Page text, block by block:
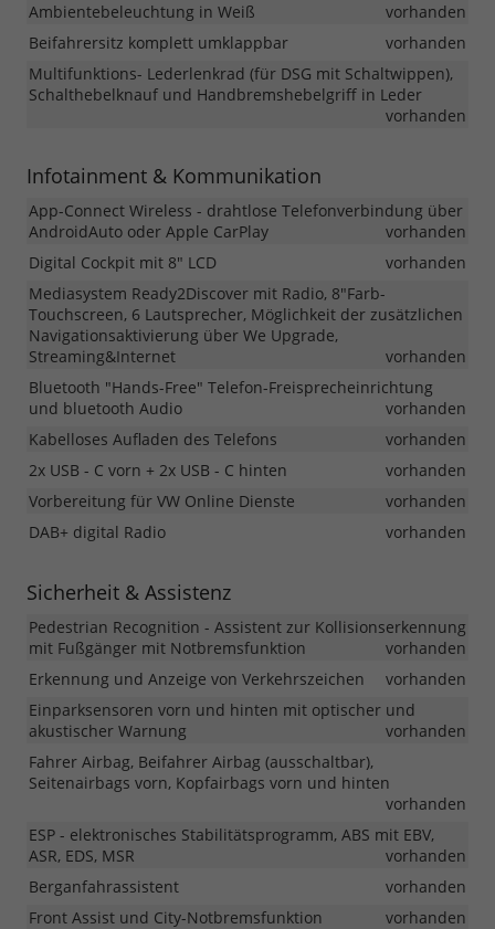
Ambientebeleuchtung in Weiß
vorhanden
Beifahrersitz komplett umklappbar
vorhanden
Multifunktions- Lederlenkrad (für DSG mit Schaltwippen),
Schalthebelknauf und Handbremshebelgriff in Leder
vorhanden
Infotainment & Kommunikation
App-Connect Wireless - drahtlose Telefonverbindung über
AndroidAuto oder Apple CarPlay
vorhanden
Digital Cockpit mit 8" LCD
vorhanden
Mediasystem Ready2Discover mit Radio, 8"Farb-
Touchscreen, 6 Lautsprecher, Möglichkeit der zusätzlichen
Navigationsaktivierung über We Upgrade,
Streaming&Internet
vorhanden
Bluetooth "Hands-Free" Telefon-Freisprecheinrichtung
und bluetooth Audio
vorhanden
Kabelloses Aufladen des Telefons
vorhanden
2x USB - C vorn + 2x USB - C hinten
vorhanden
Vorbereitung für VW Online Dienste
vorhanden
DAB+ digital Radio
vorhanden
Sicherheit & Assistenz
Pedestrian Recognition - Assistent zur Kollisionserkennung
mit Fußgänger mit Notbremsfunktion
vorhanden
Erkennung und Anzeige von Verkehrszeichen
vorhanden
Einparksensoren vorn und hinten mit optischer und
akustischer Warnung
vorhanden
Fahrer Airbag, Beifahrer Airbag (ausschaltbar),
Seitenairbags vorn, Kopfairbags vorn und hinten
vorhanden
ESP - elektronisches Stabilitätsprogramm, ABS mit EBV,
ASR, EDS, MSR
vorhanden
Berganfahrassistent
vorhanden
Front Assist und City-Notbremsfunktion
vorhanden